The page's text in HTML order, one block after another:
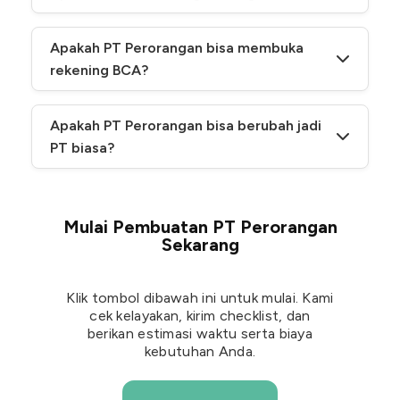
hukum, didirikan ≥2 sekutu (aktif & pasif).
Apakah PT Perorangan bisa membuka
rekening BCA?
Pendirian, NPWP, NIB (kebijakan masing-masing
bank/cabang). BNI sudah mengonfirmasi resmi menerima
PT Perorangan. BCA menyediakan rekening badan
Apakah PT Perorangan bisa berubah jadi
PT biasa?
Mulai Pembuatan PT Perorangan
Sekarang
Klik tombol dibawah ini untuk mulai. Kami
cek kelayakan, kirim checklist, dan
berikan estimasi waktu serta biaya
kebutuhan Anda.